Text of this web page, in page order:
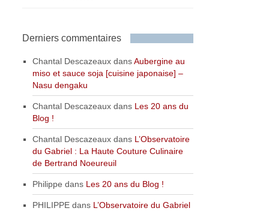
Derniers commentaires
Chantal Descazeaux dansAubergine au
miso et sauce soja [cuisine japonaise] –
Nasu dengaku
Chantal Descazeaux dans Les 20 ans du
Blog !
Chantal Descazeaux dans L’Observatoire
du Gabriel : La Haute Couture Culinaire
de Bertrand Noeureuil
Philippe dans Les 20 ans du Blog !
PHILIPPE dans L’Observatoire du Gabriel